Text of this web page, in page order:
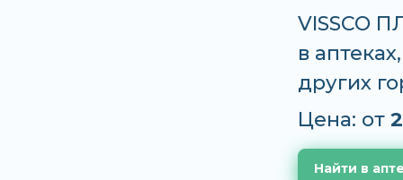
VISSCO
в
других
Цена: от
Найти в